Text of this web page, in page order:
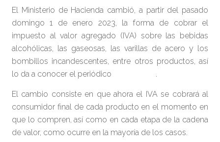
El Ministerio de Hacienda cambió, a partir del pasado
domingo 1 de enero 2023, la forma de cobrar el
impuesto al valor agregado (IVA) sobre las bebidas
alcohólicas, las gaseosas, las varillas de acero y los
bombillos incandescentes, entre otros productos, así
lo da a conocer el periódico
.
El cambio consiste en que ahora el IVA se cobrará al
consumidor final de cada producto en el momento en
que lo compren, así como en cada etapa de la cadena
de valor, como ocurre en la mayoría de los casos.